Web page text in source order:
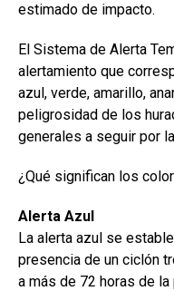
estimado de impacto.
El Sistema de Alerta
alertamiento que
azul, verde, amarillo,
peligrosidad de los
generales a seguir por
¿Qué significan los
Alerta Azul
La alerta azul se
presencia de un ciclón
a más de 72 horas de